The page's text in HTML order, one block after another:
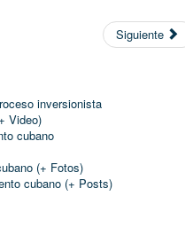
Siguiente
inversionista
Video)
cubano
(+ Fotos)
cubano (+ Posts)